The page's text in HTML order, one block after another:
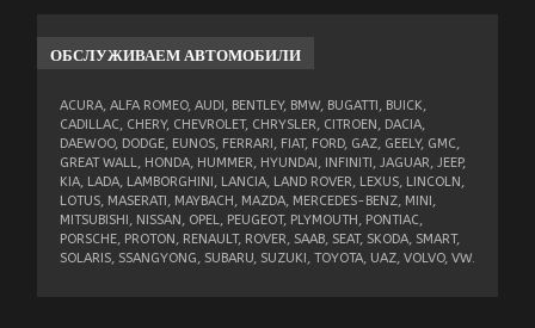
ОБСЛУЖИВАЕМАВТОМОБИЛИ
ACURA, ALFA ROMEO, AUDI, BENTLEY, BMW, BUGATTI, BUICK,
CADILLAC, CHERY, CHEVROLET, CHRYSLER, CITROEN, DACIA,
DAEWOO, DODGE, EUNOS, FERRARI, FIAT, FORD, GAZ, GEELY, GMC,
GREAT WALL, HONDA, HUMMER, HYUNDAI, INFINITI, JAGUAR, JEEP,
KIA, LADA, LAMBORGHINI, LANCIA, LAND ROVER, LEXUS, LINCOLN,
LOTUS, MASERATI, MAYBACH, MAZDA, MERCEDES-BENZ, MINI,
MITSUBISHI, NISSAN, OPEL, PEUGEOT, PLYMOUTH, PONTIAC,
PORSCHE, PROTON, RENAULT, ROVER, SAAB, SEAT, SKODA, SMART,
SOLARIS, SSANGYONG, SUBARU, SUZUKI, TOYOTA, UAZ, VOLVO, VW.